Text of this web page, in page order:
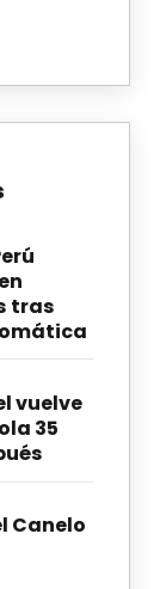
tras
vuelve
35
Canelo